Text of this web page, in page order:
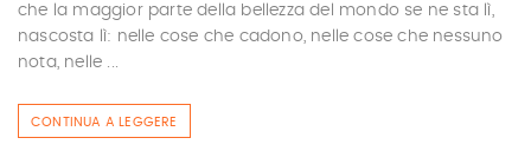
che la maggior parte della bellezza del mondo se ne sta lì,
nascosta lì: nelle cose che cadono, nelle cose che nessuno
nota, nelle ...
CONTINUA A LEGGERE